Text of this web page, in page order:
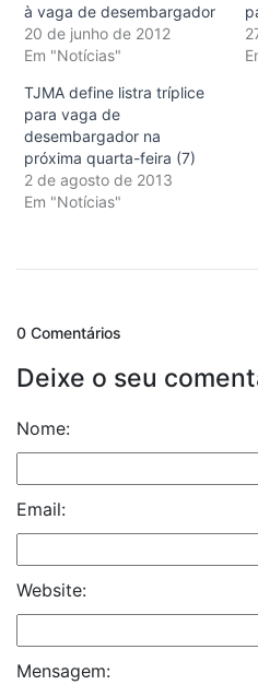
à vaga de desembargador
20 de junho de 2012
Em "Notícias"
TJMA define listra tríplice
para vaga de
desembargador na
próxima quarta-feira (7)
2 de agosto de 2013
Em "Notícias"
0 Comentários
Deixe o seu
Nome:
Email:
Website:
Mensagem: